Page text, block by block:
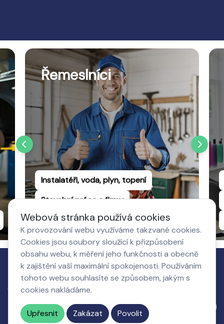
Webová stránka používá cookies
K provozování webu využíváme takzvané cookies.
Cookies jsou soubory sloužící k přizpůsobení
obsahu webu, k měření jeho funkčnosti a obecně
k zajištění vaší maximální spokojenosti. Používáním
tohoto webu souhlasíte se způsobem, jakým s
cookies nakládáme.
Upřesnit Zakázat Povolit
Řemeslníci
Instalatéři, voda, plyn, topení
Stavební práce a firmy
Truhlářství a dřevovýroba
Jak to
funguje
Co získá
podnikatel
O nás,
Nastavení